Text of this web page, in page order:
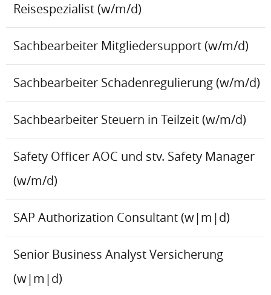
Reisespezialist (w/m/d)
Sachbearbeiter Mitgliedersupport (w/m/d)
Sachbearbeiter Schadenregulierung (w/m/d)
Sachbearbeiter Steuern in Teilzeit (w/m/d)
Safety Officer AOC und stv. Safety Manager
(w/m/d)
SAP Authorization Consultant (w|m|d)
Senior Business Analyst Versicherung
(w|m|d)